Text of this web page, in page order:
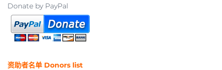
Donate by PayPal
资助者名单 Donors list